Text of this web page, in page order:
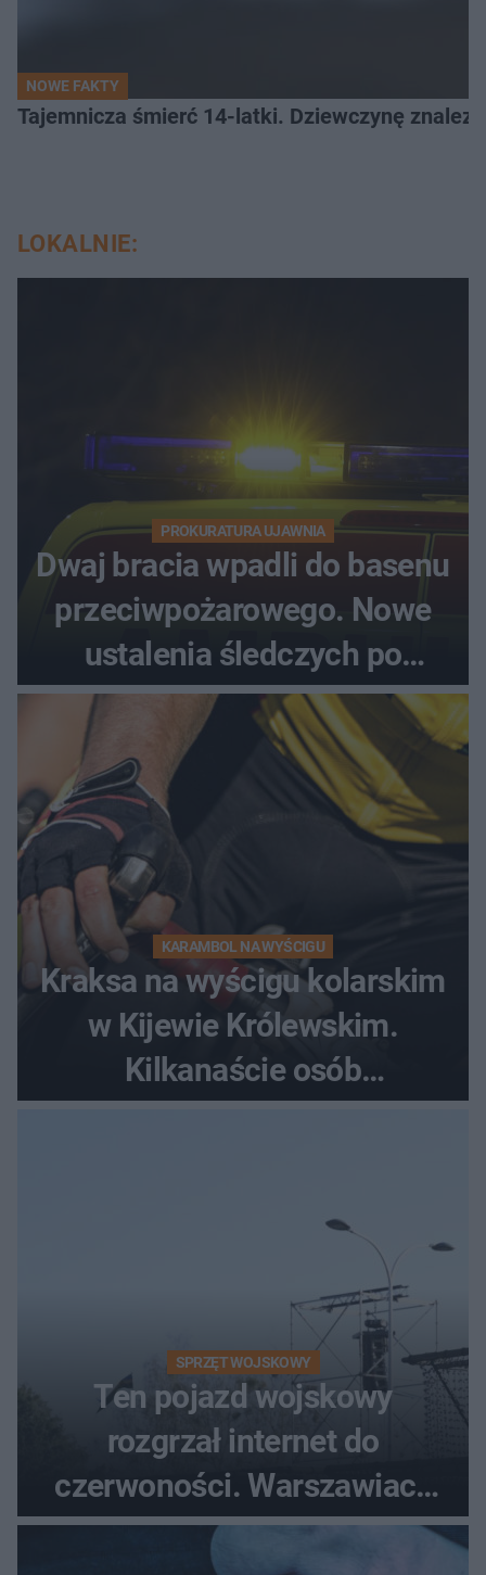
NOWE FAKTY
Tajemnicza śmierć 14-latki. Dziewczynę
LOKALNIE:
PROKURATURA UJAWNIA
Dwaj bracia wpadli do basenu
przeciwpożarowego. Nowe
ustalenia śledczych po
dramatycznej akcji
KARAMBOL NA WYŚCIGU
Kraksa na wyścigu kolarskim
w Kijewie Królewskim.
Kilkanaście osób
SPRZĘT WOJSKOWY
Ten pojazd wojskowy
rozgrzał internet do
czerwoności. Warszawiacy
pytali, czy to Mad Max!